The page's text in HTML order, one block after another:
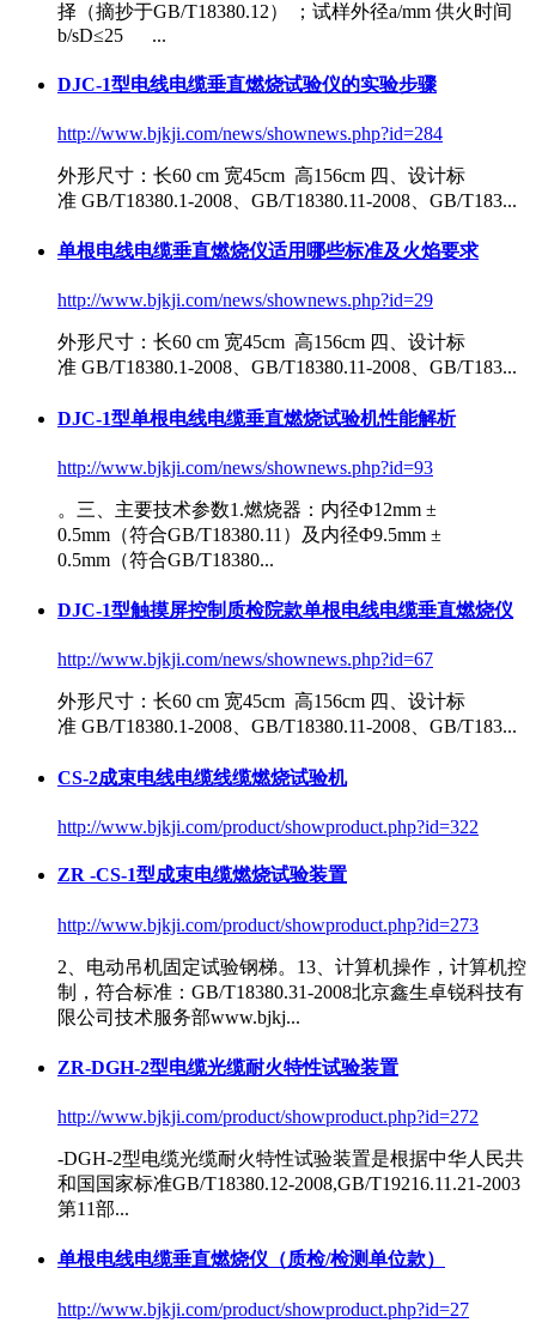
择（摘抄于GB/T18380.12） ；试样外径a/mm 供火时间
b/sD≤25 ...
DJC-1型电线电缆垂直燃烧试验仪的实验步骤
http://www.bjkji.com/news/shownews.php?id=284
外形尺寸：长60 cm 宽45cm 高156cm 四、设计标
准 GB/T18380.1-2008、 GB/T18380.11-2008、GB/T183...
单根电线电缆垂直燃烧仪适用哪些标准及火焰要求
http://www.bjkji.com/news/shownews.php?id=29
外形尺寸：长60 cm 宽45cm 高156cm 四、设计标
准 GB/T18380.1-2008、 GB/T18380.11-2008、GB/T183...
DJC-1型单根电线电缆垂直燃烧试验机性能解析
http://www.bjkji.com/news/shownews.php?id=93
。三、主要技术参数1.燃烧器：内径Φ12mm ±
0.5mm（符合GB/T18380.11）及内径Φ9.5mm ±
0.5mm（符合GB/T18380...
DJC-1型触摸屏控制质检院款单根电线电缆垂直燃烧仪
http://www.bjkji.com/news/shownews.php?id=67
外形尺寸：长60 cm 宽45cm 高156cm 四、设计标
准 GB/T18380.1-2008、 GB/T18380.11-2008、GB/T183...
CS-2成束电线电缆线缆燃烧试验机
http://www.bjkji.com/product/showproduct.php?id=322
ZR -CS-1型成束电缆燃烧试验装置
http://www.bjkji.com/product/showproduct.php?id=273
2、电动吊机固定试验钢梯。13、计算机操作，计算机控
制，符合标准： GB/T18380.31-2008北京鑫生卓锐科技有
限公司技术服务部www.bjkj...
ZR-DGH-2型电缆光缆耐火特性试验装置
http://www.bjkji.com/product/showproduct.php?id=272
-DGH-2型电缆光缆耐火特性试验装置是根据中华人民共
和国国家标准GB/T18380.12-2008,GB/T19216.11.21-2003
第11部...
单根电线电缆垂直燃烧仪（质检/检测单位款）
http://www.bjkji.com/product/showproduct.php?id=27